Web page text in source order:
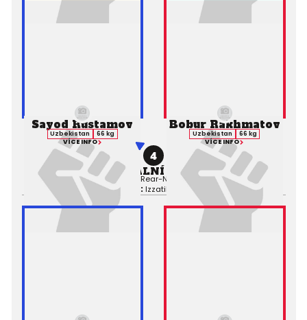
Sayod Rustamov
Uzbekistan
66 kg
VÍCE INFO
4
PROFESIONÁLNÍ ZÁPAS MMA
Výsledek:Submission (Rear-Naked Choke), 1. kolo 4:55,
Rozhodčí:Izzatilo Sharipov
Bobur Rakhmatov
Uzbekistan
66 kg
VÍCE INFO